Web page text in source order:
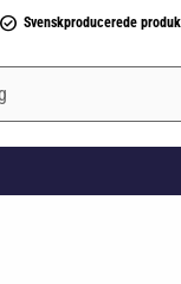
Svenskproducerede